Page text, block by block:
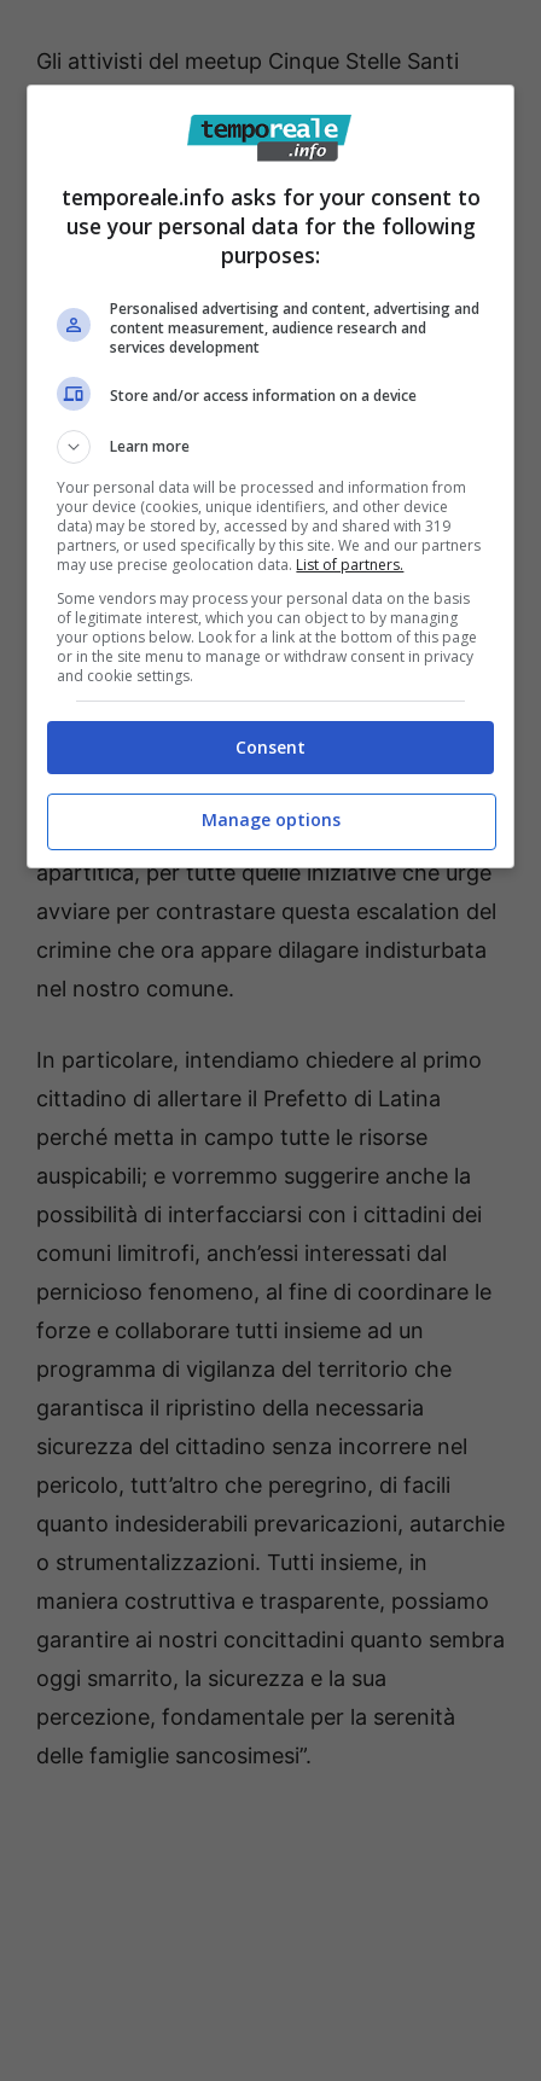
Gli attivisti del meetup Cinque Stelle Santi
Castelforte, hanno fatto proprie le istanze dei
arginare questo preoccupante fenomeno
che, come spesso accade, sta già dando la
sicuramente combattute, partendo dai
focolai di razzismo che qualcuno vorrebbe
appiccare accusando strumentalmente gli
immigrati presenti in zona, anche se chi ha
sorpreso i ladri ha visto persone di pelle
bianca darsi alla fuga. Ma ci preoccupa anche
il fenomeno delle “ronde”, inopportunamente
politicizzate, nate nei comuni limitrofi allo
scopo di garantire, più che altro, visibilità ai
propri schieramenti. È per questo motivo che
da cittadini attivi intendiamo offrire la nostra
disponibilità a collaborare con i nostri
rappresentanti dell’amministrazione e delle
forze dell’ordine, in forma totalmente
apartitica, per tutte quelle iniziative che urge
avviare per contrastare questa escalation del
crimine che ora appare dilagare indisturbata
nel nostro comune.
In particolare, intendiamo chiedere al primo
cittadino di allertare il Prefetto di Latina
perché metta in campo tutte le risorse
auspicabili; e vorremmo suggerire anche la
possibilità di interfacciarsi con i cittadini dei
comuni limitrofi, anch’essi interessati dal
pernicioso fenomeno, al fine di coordinare le
forze e collaborare tutti insieme ad un
programma di vigilanza del territorio che
garantisca il ripristino della necessaria
sicurezza del cittadino senza incorrere nel
pericolo, tutt’altro che peregrino, di facili
quanto indesiderabili prevaricazioni, autarchie
o strumentalizzazioni. Tutti insieme, in
maniera costruttiva e trasparente, possiamo
garantire ai nostri concittadini quanto sembra
oggi smarrito, la sicurezza e la sua
percezione, fondamentale per la serenità
delle famiglie sancosimesi”.
temporeale.info asks for your consent to
use your personal data for the following
purposes:
Personalised advertising and content, advertising and
content measurement, audience research and
services development
Store and/or access information on a device
Learn more
Your personal data will be processed and information from
your device (cookies, unique identifiers, and other device
data) may be stored by, accessed by and shared with 319
partners, or used specifically by this site. We and our partners
may use precise geolocation data. List of partners.
Some vendors may process your personal data on the basis
of legitimate interest, which you can object to by managing
your options below. Look for a link at the bottom of this page
or in the site menu to manage or withdraw consent in privacy
and cookie settings.
Consent
Manage options